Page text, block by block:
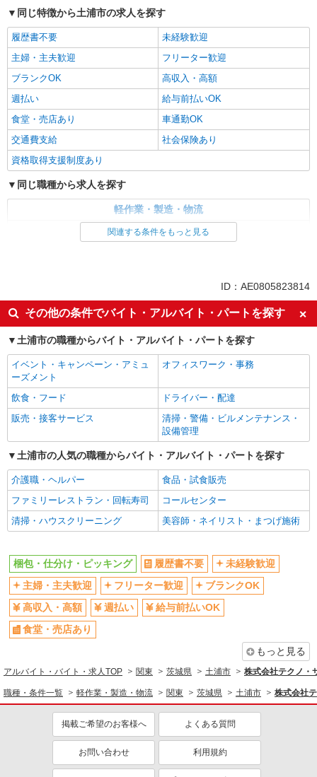
同じ特徴から土浦市の求人を探す
履歴書不要
未経験歓迎
主婦・主夫歓迎
フリーター歓迎
ブランクOK
高収入・高額
週払い
給与前払いOK
食堂・売店あり
車通勤OK
交通費支給
社会保険あり
資格取得支援制度あり
同じ職種から求人を探す
軽作業・製造・物流
梱包・仕分け・ピッキング
交通費支給
社会保険あり
関連する条件をもっと見る
ID：AE0805823814
その他の条件でバイト・アルバイト・パートを探す
土浦市の職種からバイト・アルバイト・パートを探す
イベント・キャンペーン・アミュ
ーズメント
オフィスワーク・事務
飲食・フード
ドライバー・配達
販売・接客サービス
清掃・警備・ビルメンテナンス・
設備管理
土浦市の人気の職種からバイト・アルバイト・パートを探す
介護職・ヘルパー
食品・試食販売
ファミリーレストラン・回転寿司
コールセンター
清掃・ハウスクリーニング
美容師・ネイリスト・まつげ施術
梱包・仕分け・ピッキング 履歴書不要
未経験歓迎
主婦・主夫歓迎
フリーター歓迎
ブランクOK
高収入・高額
週払い
給与前払いOK
食堂・売店あり
もっと見る
アルバイト・バイト・求人TOP 関東 茨城県 土浦市 株式会社テクノ・
職種・条件一覧 軽作業・製造・物流 関東 茨城県 土浦市 株式会社
掲載ご希望のお客様へ よくある質問
お問い合わせ 利用規約